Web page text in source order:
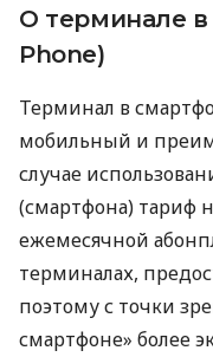
О терминале
Phone)
Терминал в
мобильный и
случае
(смартфона) тариф
ежемесячной
терминалах,
поэтому с точки
смартфоне» более